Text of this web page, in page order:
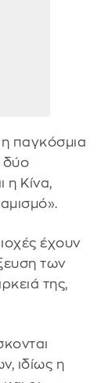
παγκόσμια
δύο
η Κίνα,
έχουν
των
της,
ιδίως η